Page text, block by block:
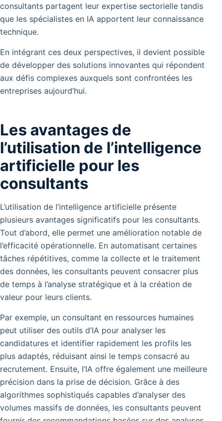
consultants partagent leur expertise sectorielle tandis
que les spécialistes en IA apportent leur connaissance
technique.
En intégrant ces deux perspectives, il devient possible
de développer des solutions innovantes qui répondent
aux défis complexes auxquels sont confrontées les
entreprises aujourd’hui.
Les avantages de
l’utilisation de l’intelligence
artificielle pour les
consultants
L’utilisation de l’intelligence artificielle présente
plusieurs avantages significatifs pour les consultants.
Tout d’abord, elle permet une amélioration notable de
l’efficacité opérationnelle. En automatisant certaines
tâches répétitives, comme la collecte et le traitement
des données, les consultants peuvent consacrer plus
de temps à l’analyse stratégique et à la création de
valeur pour leurs clients.
Par exemple, un consultant en ressources humaines
peut utiliser des outils d’IA pour analyser les
candidatures et identifier rapidement les profils les
plus adaptés, réduisant ainsi le temps consacré au
recrutement. Ensuite, l’IA offre également une meilleure
précision dans la prise de décision. Grâce à des
algorithmes sophistiqués capables d’analyser des
volumes massifs de données, les consultants peuvent